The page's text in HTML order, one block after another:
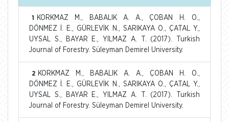
1
KORKMAZ M., BABALIK A. A., ÇOBAN H. O.,
DÖNMEZ İ. E., GÜRLEVİK N., SARIKAYA O., ÇATAL Y.,
UYSAL S., BAYAR E., YILMAZ A. T. (2017). Turkish
Journal of Forestry. Süleyman Demirel University.
2 KORKMAZ M., BABALIK A. A., ÇOBAN H. O.,
DÖNMEZ İ. E., GÜRLEVİK N., SARIKAYA O., ÇATAL Y.,
UYSAL S., BAYAR E., YILMAZ A. T. (2017). Turkish
Journal of Forestry. Süleyman Demirel University.